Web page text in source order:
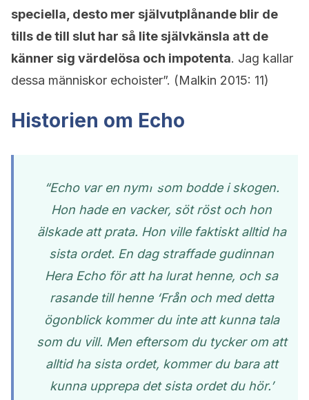
speciella, desto mer självutplånande blir de
tills de till slut har så lite självkänsla att de
känner sig värdelösa och impotenta. Jag kallar
dessa människor echoister”. (Malkin 2015: 11)
Historien om Echo
“Echo var en nymf som bodde i skogen.
Hon hade en vacker, söt röst och hon
älskade att prata. Hon ville faktiskt alltid ha
sista ordet. En dag straffade gudinnan
Hera Echo för att ha lurat henne, och sa
rasande till henne ‘Från och med detta
ögonblick kommer du inte att kunna tala
som du vill. Men eftersom du tycker om att
alltid ha sista ordet, kommer du bara att
kunna upprepa det sista ordet du hör.’